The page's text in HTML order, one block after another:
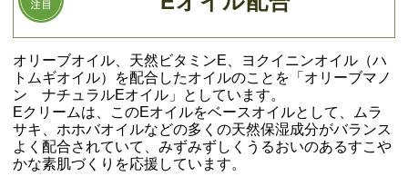
オリーブオイル、天然ビタミンE、ヨクイニンオイル（ハ
トムギオイル）を配合したオイルのことを「オリーブマノ
ン ナチュラルEオイル」としています。
Eクリームは、このEオイルをベースオイルとして、ムラ
サキ、ホホバオイルなどの多くの天然保湿成分がバランス
よく配合されていて、みずみずしくうるおいのあるすこや
かな素肌づくりを応援しています。